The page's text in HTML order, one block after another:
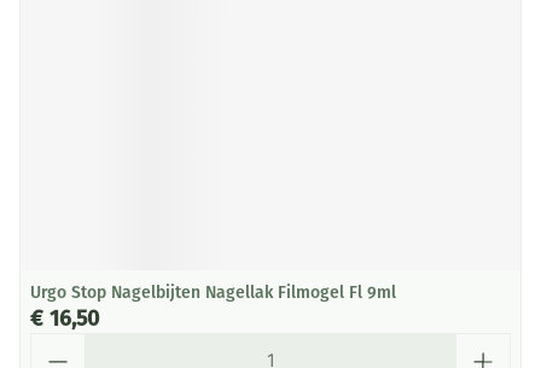
Urgo Stop Nagelbijten Nagellak Filmogel Fl 9ml
€ 16,50